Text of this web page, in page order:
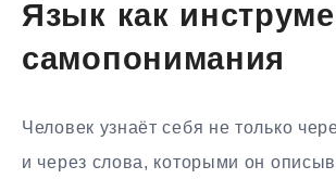
Язык как
самопонимания
Человек узнаёт себя не только
и через слова, которыми он